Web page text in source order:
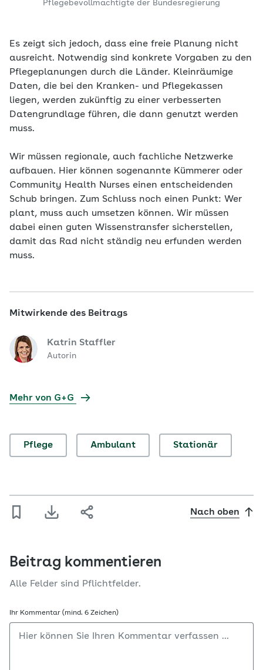
Pflegebevollmächtigte der Bundesregierung
Es zeigt sich jedoch, dass eine freie Planung nicht
ausreicht. Notwendig sind konkrete Vorgaben zu den
Pflegeplanungen durch die Länder. Kleinräumige
Daten, die bei den Kranken- und Pflegekassen
liegen, werden zukünftig zu einer verbesserten
Datengrundlage führen, die dann genutzt werden
muss.
Wir müssen regionale, auch fachliche Netzwerke
aufbauen. Hier können sogenannte Kümmerer oder
Community Health Nurses einen entscheidenden
Schub bringen. Zum Schluss noch einen Punkt: Wer
plant, muss auch umsetzen können. Wir müssen
dabei einen guten Wissenstransfer sicherstellen,
damit das Rad nicht ständig neu erfunden werden
muss.
Mitwirkende des Beitrags
Katrin Staffler
Autorin
Mehr von G+G
Pflege Ambulant Stationär
Nach oben
Beitrag kommentieren
Alle Felder sind Pflichtfelder.
Ihr Kommentar (mind. 6 Zeichen)